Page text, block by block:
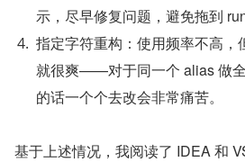
示，尽早修复问题，避免拖到
指定字符重构：使用频率不高，
就很爽——对于同一个 alias 做
的话一个个去改会非常痛苦。
基于上述情况，我阅读了 IDEA 和